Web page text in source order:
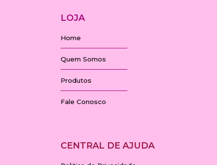
LOJA
Home
Quem Somos
Produtos
Fale Conosco
CENTRAL DE AJUDA